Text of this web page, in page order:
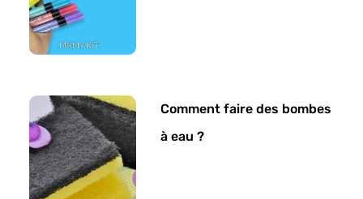
Comment faire des bombes
à eau ?